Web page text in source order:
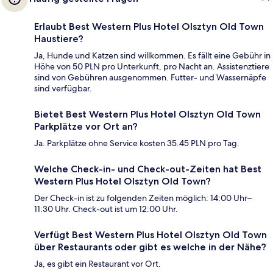
Erlaubt Best Western Plus Hotel Olsztyn Old Town
Haustiere?
Ja, Hunde und Katzen sind willkommen. Es fällt eine Gebühr in
Höhe von 50 PLN pro Unterkunft, pro Nacht an. Assistenztiere
sind von Gebühren ausgenommen. Futter- und Wassernäpfe
sind verfügbar.
Bietet Best Western Plus Hotel Olsztyn Old Town
Parkplätze vor Ort an?
Ja. Parkplätze ohne Service kosten 35.45 PLN pro Tag.
Welche Check-in- und Check-out-Zeiten hat Best
Western Plus Hotel Olsztyn Old Town?
Der Check-in ist zu folgenden Zeiten möglich: 14:00 Uhr–
11:30 Uhr. Check-out ist um 12:00 Uhr.
Verfügt Best Western Plus Hotel Olsztyn Old Town
über Restaurants oder gibt es welche in der Nähe?
Ja, es gibt ein Restaurant vor Ort.